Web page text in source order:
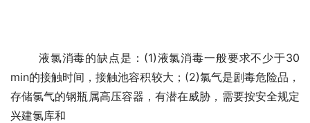
min的接触时间，接触池容积较大；(2)氯气是剧毒危险品，
存储氯气的钢瓶属高压容器，有潜在威胁，需要按安全规定
兴建氯库和